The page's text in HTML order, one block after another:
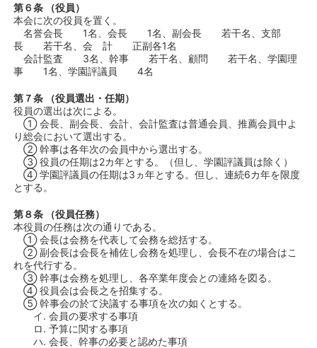
第６条 （役員）
本会に次の役員を置く。
名誉会長 1名、会長 1名、副会長 若干名、支部
長 若干名、会 計 正副各1名
会計監査 3名、幹事 若干名、顧問 若干名、学園理
事 1名、学園評議員 4名
第７条 （役員選出・任期）
役員の選出は次による。
① 会長、副会長、会計、会計監査は普通会員、推薦会員中よ
り総会において選出する。
② 幹事は各年次の会員中から選出する。
③ 役員の任期は2カ年とする。（但し、学園評議員は除く）
④ 学園評議員の任期は3ヵ年とする。但し、連続6カ年を限度
とする。
第８条 （役員任務）
本役員の任務は次の通りである。
① 会長は会務を代表して会務を総括する。
② 副会長は会長を補佐し会務を処理し、会長不在の場合はこ
れを代行する。
③ 幹事は会務を処理し、各卒業年度会との連絡を図る。
④ 役員会は会長之を招集する。
⑤ 幹事会の於て決議する事項を次の如くとする。
イ. 会員の要求する事項
ロ. 予算に関する事項
ハ. 会長、幹事の必要と認めた事項